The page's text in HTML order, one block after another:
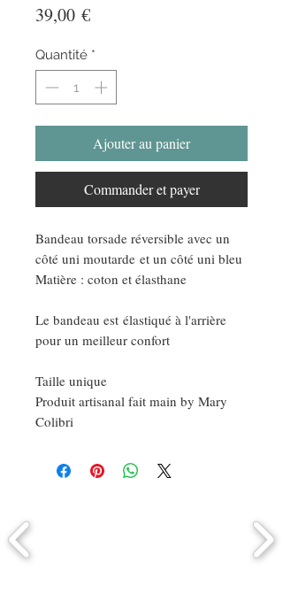
39,00 €Prix
Quantité *
Ajouter au panier
Commander et payer
Bandeau torsade réversible avec un
côté uni moutarde et un côté uni bleu
Matière : coton et élasthane
Le bandeau est élastiqué à l'arrière
pour un meilleur confort
Taille unique
Produit artisanal fait main by Mary
Colibri